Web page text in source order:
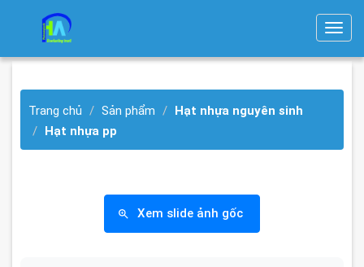
T
g
n
Trang chủ Sản phẩm
Hạt nhựa nguyên sinh
Hạt nhựa pp
Xem slide ảnh gốc